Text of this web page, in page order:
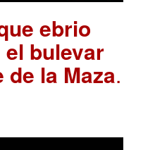
ebrio
bulevar
la Maza.